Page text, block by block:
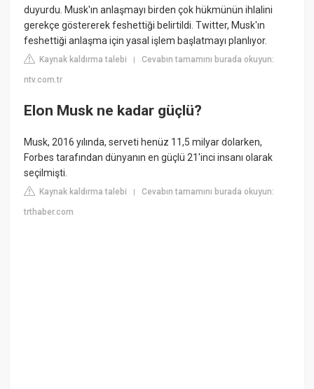
duyurdu. Musk'ın anlaşmayı birden çok hükmünün ihlalini
gerekçe göstererek feshettiği belirtildi. Twitter, Musk'ın
feshettiği anlaşma için yasal işlem başlatmayı planlıyor.
Kaynak kaldırma talebi |Cevabın tamamını burada okuyun:
ntv.com.tr
Elon Musk ne kadar güçlü?
Musk, 2016 yılında, serveti henüz 11,5 milyar dolarken,
Forbes tarafından dünyanın en güçlü 21'inci insanı olarak
seçilmişti.
Kaynak kaldırma talebi |Cevabın tamamını burada okuyun:
trthaber.com